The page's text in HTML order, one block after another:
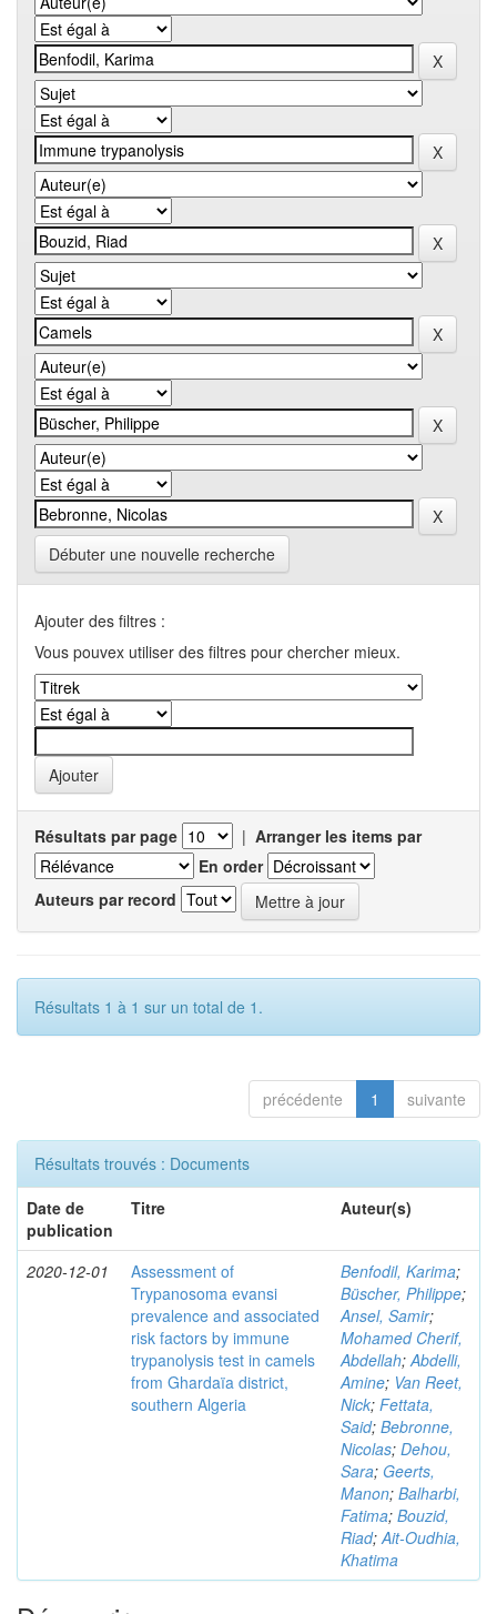
Débuter une nouvelle recherche
Ajouter des filtres :
Vous pouvex utiliser des filtres pour chercher mieux.
Résultats par page | Arranger les items par
En order
Auteurs par record
Résultats 1 à 1 sur un total de 1.
précédente 1 suivante
Résultats trouvés : Documents
Date de
publication
Titre Auteur(s)
2020-12-01
Assessment of
Trypanosoma evansi
prevalence and associated
risk factors by immune
trypanolysis test in camels
from Ghardaïa district,
southern Algeria
Benfodil, Karima;
Büscher, Philippe;
Ansel, Samir;
Mohamed Cherif,
Abdellah;Abdelli,
Amine; Van Reet,
Nick; Fettata,
Said; Bebronne,
Nicolas; Dehou,
Sara; Geerts,
Manon; Balharbi,
Fatima; Bouzid,
Riad;Ait-Oudhia,
Khatima